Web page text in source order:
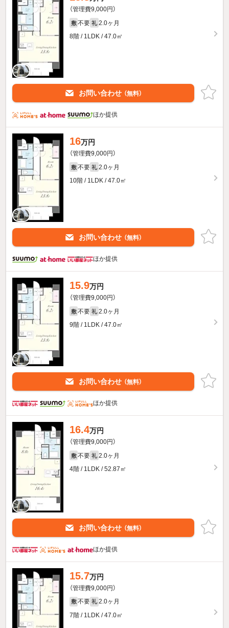
（管理費9,000円）
敷 不要 礼 2.0ヶ月
8階 / 1LDK / 47.0㎡
お問い合わせ （無料）
ほか提供
16万円
（管理費9,000円）
敷 不要 礼 2.0ヶ月
10階 / 1LDK / 47.0㎡
お問い合わせ （無料）
ほか提供
15.9万円
（管理費9,000円）
敷 不要 礼 2.0ヶ月
9階 / 1LDK / 47.0㎡
お問い合わせ （無料）
ほか提供
16.4万円
（管理費9,000円）
敷 不要 礼 2.0ヶ月
4階 / 1LDK / 52.87㎡
お問い合わせ （無料）
ほか提供
15.7万円
（管理費9,000円）
敷 不要 礼 2.0ヶ月
7階 / 1LDK / 47.0㎡